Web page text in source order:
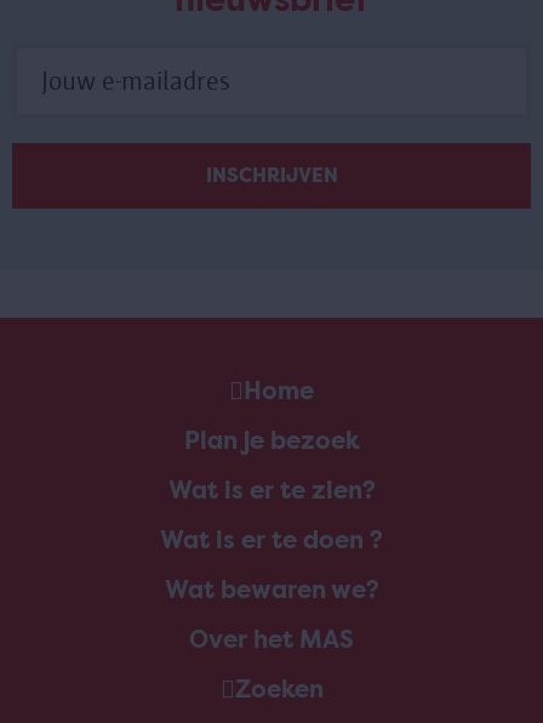
Home
Plan je bezoek
Wat is er te zien?
Wat is er te doen ?
Wat bewaren we?
Over het MAS
Zoeken